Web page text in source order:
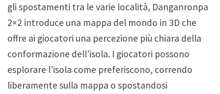
gli spostamenti tra le varie località, Danganronpa
2×2 introduce una mappa del mondo in 3D che
offre ai giocatori una percezione più chiara della
conformazione dell’isola. I giocatori possono
esplorare l’isola come preferiscono, correndo
liberamente sulla mappa o spostandosi